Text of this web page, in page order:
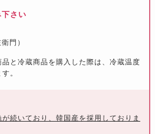
さい
衛門）
と冷蔵商品を購入した際は、冷蔵温度
。
続いており、韓国産を採用しておりま